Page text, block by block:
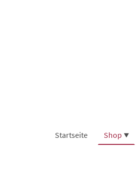
Startseite Shop